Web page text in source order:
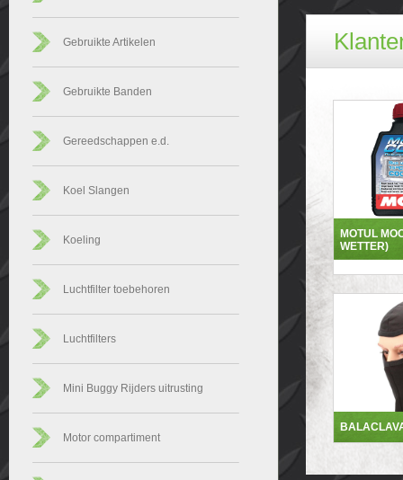
Gebruikte Artikelen
Gebruikte Banden
Gereedschappen e.d.
Koel Slangen
Koeling
Luchtfilter toebehoren
Luchtfilters
Mini Buggy Rijders uitrusting
Motor compartiment
MOTUL
WETTER)